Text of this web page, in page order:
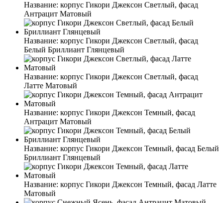
Название: корпус Гикори Джексон Светлый, фасад
Антрацит Матовый
Название: корпус Гикори Джексон Светлый, фасад
Белый Бриллиант Глянцевый
Название: корпус Гикори Джексон Светлый, фасад
Латте Матовый
Название: корпус Гикори Джексон Темный, фасад
Антрацит Матовый
Название: корпус Гикори Джексон Темный, фасад Белый
Бриллиант Глянцевый
Название: корпус Гикори Джексон Темный, фасад Латте
Матовый